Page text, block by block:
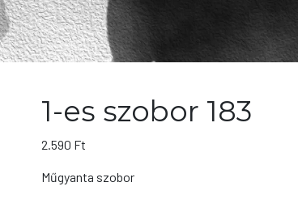
1-es szobor 183
2.590 Ft
Műgyanta szobor